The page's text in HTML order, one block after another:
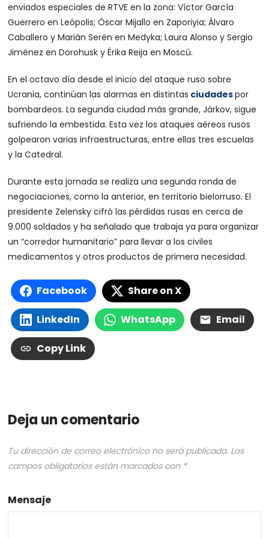
enviados especiales de RTVE en la zona: Víctor García
Guerrero en Leópolis; Óscar Mijallo en Zaporiyia; Álvaro
Caballero y Marián Serén en Medyka; Laura Alonso y Sergio
Jiménez en Dorohusk y Érika Reija en Moscú.
En el octavo día desde el inicio del ataque ruso sobre
Ucrania, continúan las alarmas en distintas ciudadespor
bombardeos. La segunda ciudad más grande, Járkov, sigue
sufriendo la embestida. Esta vez los ataques aéreos rusos
golpearon varias infraestructuras, entre ellas tres escuelas
y la Catedral.
Durante esta jornada se realiza una segunda ronda de
negociaciones, como la anterior, en territorio bielorruso. El
presidente Zelensky cifró las pérdidas rusas en cerca de
9.000 soldados y ha señalado que trabaja ya para organizar
un “corredor humanitario” para llevar a los civiles
medicamentos y otros productos de primera necesidad.
Facebook Share on X
LinkedIn WhatsApp Email
Copy Link
Deja un comentario
Tu dirección de correo electrónico no será publicada. Los
campos obligatorios están marcados con *
Mensaje